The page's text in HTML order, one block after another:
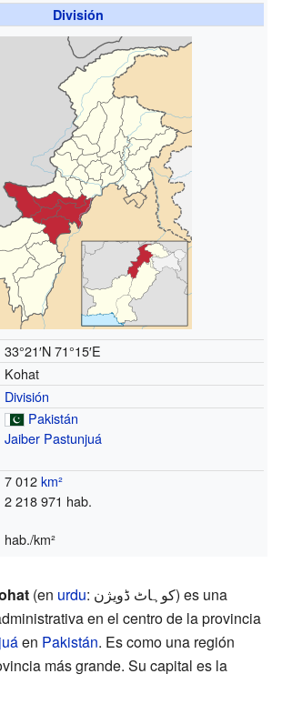
División
33°21′N 71°15′E
Kohat
División
Pakistán
Jaiber Pastunjuá
7 012km²
2 218 971 hab.
hab./km²
(en urdu: کوہاٹ ڈویژن) es una
en el centro de la provincia
en Pakistán. Es como una región
más grande. Su capital es la